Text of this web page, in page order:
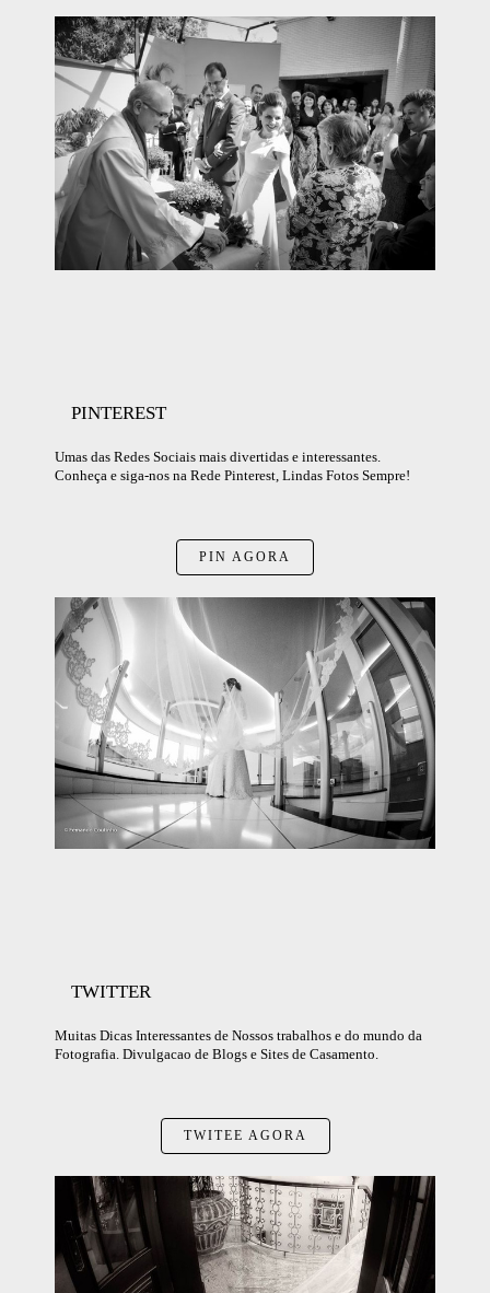
PINTEREST
Umas das Redes Sociais mais divertidas e interessantes.
Conheça e siga-nos na Rede Pinterest, Lindas Fotos Sempre!
PIN AGORA
TWITTER
Muitas Dicas Interessantes de Nossos trabalhos e do mundo da
Fotografia. Divulgacao de Blogs e Sites de Casamento.
TWITEE AGORA